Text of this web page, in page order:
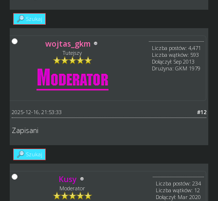
Szukaj
wojtas_gkm
Tutejszy
Liczba postów: 4,471
Liczba wątków: 593
Dołączył: Sep 2013
Drużyna: GKM 1979
#12
2025-12-16, 21:53:33
Zapisani
Szukaj
Kusy
Moderator
Liczba postów: 234
Liczba wątków: 12
Dołączył: Mar 2020